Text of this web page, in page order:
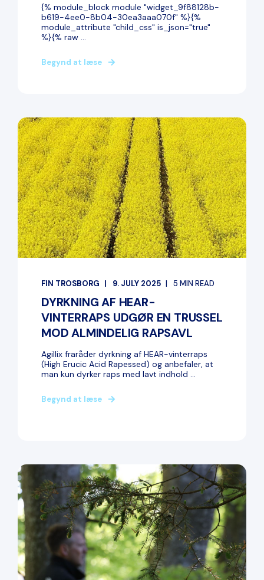
{% module_block module "widget_9f88128b-
b619-4ee0-8b04-30ea3aaa070f" %}{%
module_attribute "child_css" is_json="true"
%}{% raw ...
Begynd at læse
FIN TROSBORG 9. JULY 2025 5 MIN READ
DYRKNING AF HEAR-
VINTERRAPS UDGØR EN TRUSSEL
MOD ALMINDELIG RAPSAVL
Agillix fraråder dyrkning af HEAR-vinterraps
(High Erucic Acid Rapessed) og anbefaler, at
man kun dyrker raps med lavt indhold ...
Begynd at læse